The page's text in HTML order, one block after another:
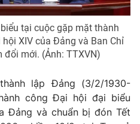
tại cuộc gặp mặt thành
XIV của Đảng và Ban Chỉ
đổi mới. (Ảnh: TTXVN)
lập Đảng (3/2/1930-
công Đại hội đại biểu
Đảng và chuẩn bị đón Tết